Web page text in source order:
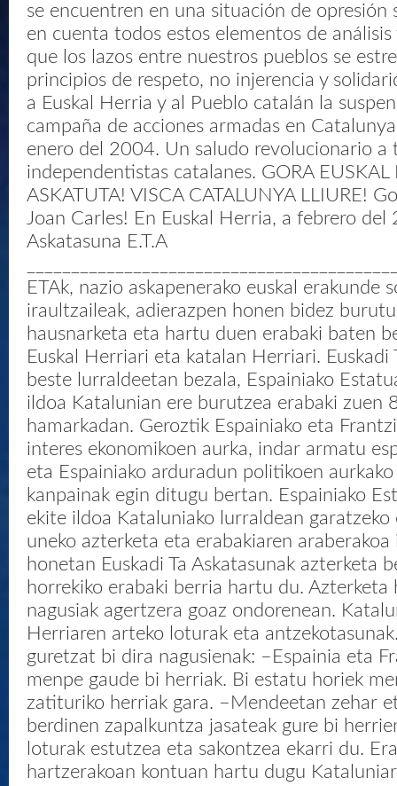
se encuentren en una situación de opresión
en cuenta todos estos elementos de análisis
que los lazos entre nuestros pueblos se
principios de respeto, no injerencia y
a Euskal Herria y al Pueblo catalán la
campaña de acciones armadas en
enero del 2004. Un saludo revolucionario a
independentistas catalanes. GORA EUSKAL
ASKATUTA! VISCA CATALUNYA LLIURE!
Joan Carles! En Euskal Herria, a febrero del
Askatasuna E.T.A
ETAk, nazio askapenerako euskal erakunde
iraultzaileak, adierazpen honen bidez
hausnarketa eta hartu duen erabaki baten
Euskal Herriari eta katalan Herriari. Euskadi
beste lurraldeetan bezala, Espainiako
ildoa Katalunian ere burutzea erabaki zuen
hamarkadan. Geroztik Espainiako eta
interes ekonomikoen aurka, indar armatu
eta Espainiako arduradun politikoen
kanpainak egin ditugu bertan. Espainiako
ekite ildoa Kataluniako lurraldean
uneko azterketa eta erabakiaren araberakoa
honetan Euskadi Ta Askatasunak azterketa
horrekiko erabaki berria hartu du. Azterketa
nagusiak agertzera goaz ondorenean.
Herriaren arteko loturak eta
guretzat bi dira nagusienak: –Espainia eta
menpe gaude bi herriak. Bi estatu horiek
zatituriko herriak gara. –Mendeetan zehar
berdinen zapalkuntza jasateak gure bi
loturak estutzea eta sakontzea ekarri du.
hartzerakoan kontuan hartu dugu